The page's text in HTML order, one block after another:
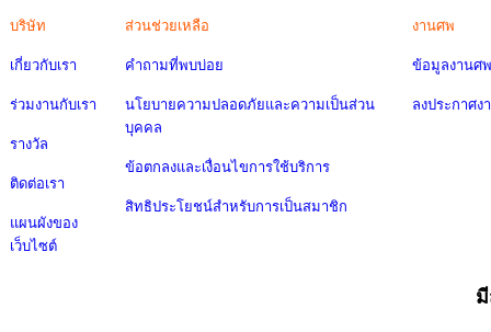
บริษัท
เกี่ยวกับเรา
ร่วมงานกับเรา
รางวัล
ติดต่อเรา
แผนผังของ
เว็บไซต์
ส่วนช่วยเหลือ
คำถามที่พบบ่อย
นโยบายความปลอดภัยและความเป็นส่วน
บุคคล
ข้อตกลงและเงื่อนไขการใช้บริการ
สิทธิประโยชน์สำหรับการเป็นสมาชิก
งานศพ
ข้อมูลงานศพ
ลงประกาศง